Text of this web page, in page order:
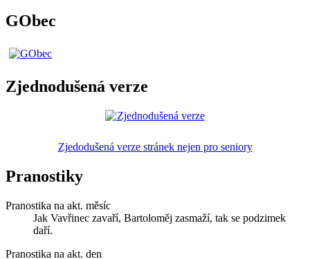
GObec
Zjednodušená verze
Zjedodušená verze stránek nejen pro seniory
Pranostiky
Pranostika na akt. měsíc
Jak Vavřinec zavaří, Bartoloměj zasmaží, tak se podzimek
daří.
Pranostika na akt. den